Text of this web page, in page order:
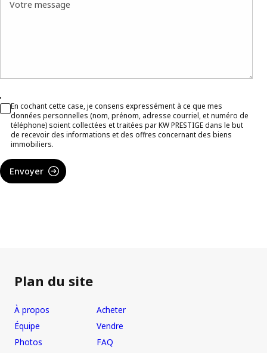
Votre message
En cochant cette case, je consens expressément à ce que mes
données personnelles (nom, prénom, adresse courriel, et numéro de
téléphone) soient collectées et traitées par KW PRESTIGE dans le but
de recevoir des informations et des offres concernant des biens
immobiliers.
Envoyer
Plan du site
À propos
Équipe
Photos
Acheter
Vendre
FAQ